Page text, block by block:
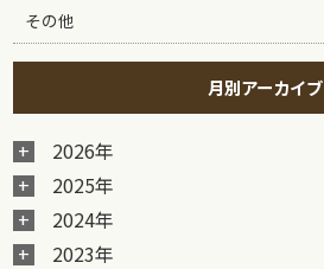
その他
月別アーカイブ
2026年
2025年
2024年
2023年